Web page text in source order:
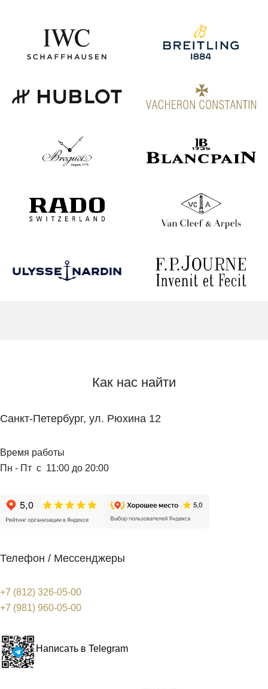
Как нас найти
Телефон / Мессенджеры
+7 (812) 326-05-00
+7 (981) 960-05-00
Написать в Telegram
Санкт-Петербург, ул. Рюхина 12
Время работы
Пн - Пт с 11:00 до 20:00